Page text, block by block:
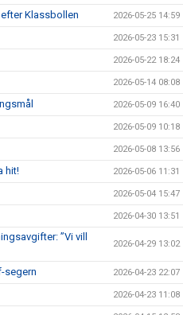
Klassbollen 2026-05-25 14:59
2026-05-23 15:31
2026-05-22 18:24
2026-05-14 08:08
2026-05-09 16:40
2026-05-09 10:18
2026-05-08 13:56
hit! 2026-05-06 11:31
2026-05-04 15:47
2026-04-30 13:51
”Vi vill
2026-04-29 13:02
segern 2026-04-23 22:07
2026-04-23 11:08